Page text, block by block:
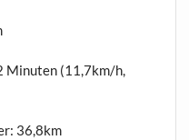
Minuten (11,7km/h,
36,8km